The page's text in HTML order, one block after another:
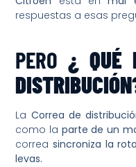
respuestas a esas
PERO¿ QUÉ
La Correa de
como la parte de un
correasincroniza la
levas.